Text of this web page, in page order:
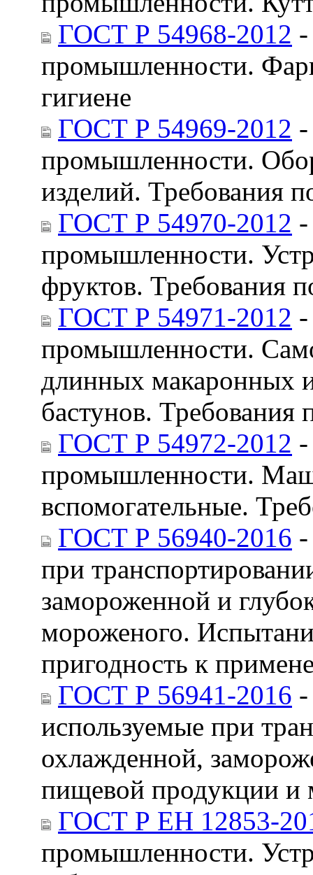
ГОСТ Р 54968-2012
промышленности.
гигиене
ГОСТ Р 54969-2012
промышленности.
изделий. Требования
ГОСТ Р 54970-2012
промышленности.
фруктов. Требования
ГОСТ Р 54971-2012
промышленности.
длинных макаронных
бастунов. Требования
ГОСТ Р 54972-2012
промышленности.
вспомогательные.
ГОСТ Р 56940-2016
при
замороженной и
мороженого.
пригодность к
ГОСТ Р 56941-2016
используемые при
охлажденной,
пищевой продукции и
ГОСТ Р ЕН 12853-
промышленности.